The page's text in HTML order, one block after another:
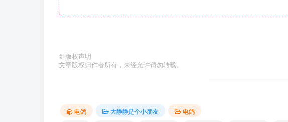
© 版权声明
文章版权归作者所有，未经允许请勿转载。
电鸽 大静静是个小朋友
电鸽